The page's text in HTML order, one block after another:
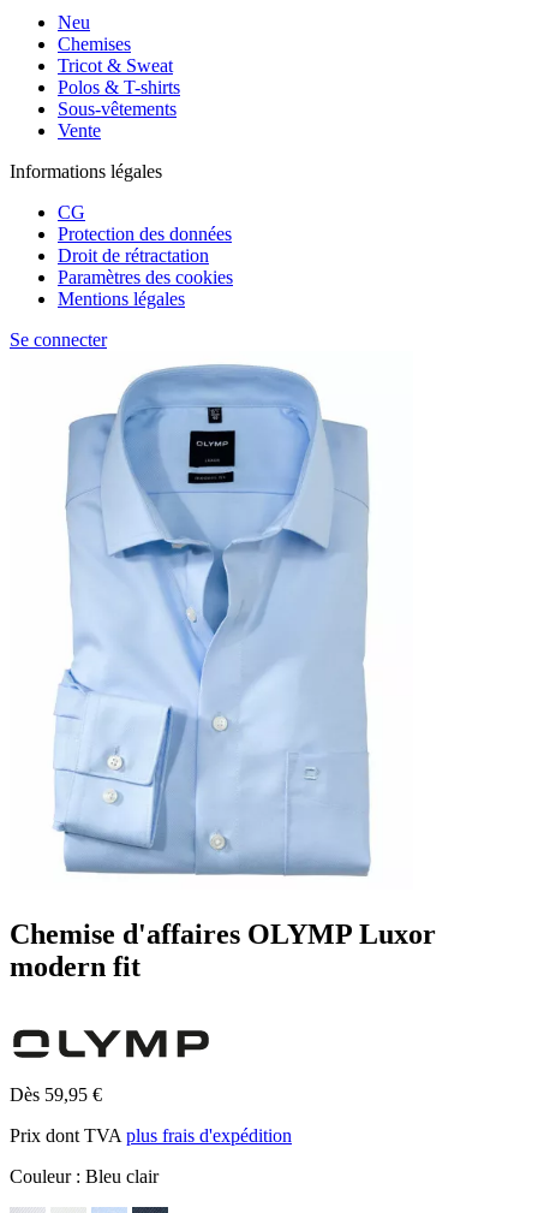
Neu
Chemises
Tricot & Sweat
Polos & T-shirts
Sous-vêtements
Vente
Informations légales
CG
Protection des données
Droit de rétractation
Paramètres des cookies
Mentions légales
Se connecter
Chemise d'affaires OLYMP Luxor
modern fit
Dès 59,95 €
Prix dont TVA plus frais d'expédition
Couleur : Bleu clair